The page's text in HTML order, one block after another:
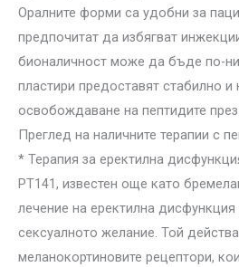
Оралните форми са удобни за
предпочитат да избягват
бионаличност може да бъде по-
пластири предоставят стабилно и
освобождаване на пептидите
Преглед на наличните терапии с
* Терапия за еректилна
PT141, известен още като
лечение на еректилна дисфункция
сексуалното желание. Той
меланокортиновите рецептори,